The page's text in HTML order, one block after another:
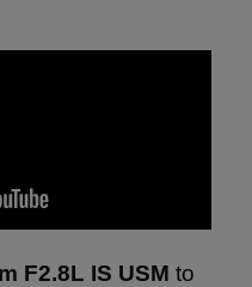
F2.8L IS USM to